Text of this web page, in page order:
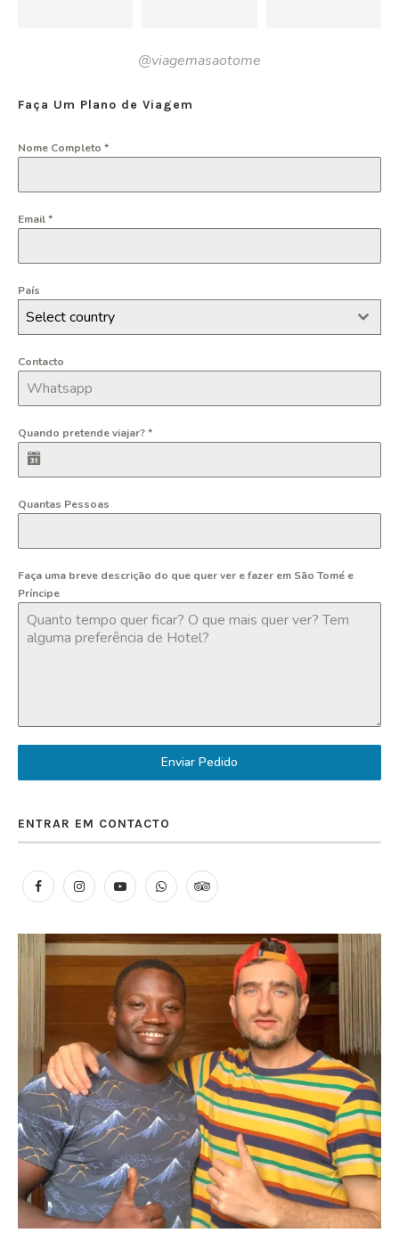
@viagemasaotome
Faça Um Plano de Viagem
Nome Completo *
Email*
País
Select country
Contacto
Quando pretende viajar?*
Quantas Pessoas
Faça uma breve descrição do que quer ver e fazer em São Tomé e
Príncipe
Enviar Pedido
ENTRAR EM CONTACTO